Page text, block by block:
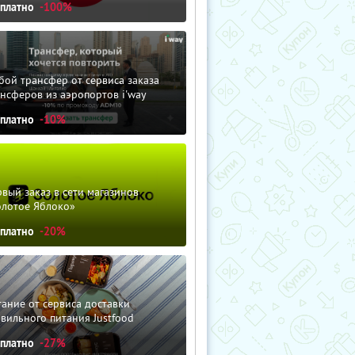
-100%
трансфер от сервиса заказа
из аэропортов i'way
-10%
заказ в сети магазинов
Яблоко»
-20%
от сервиса доставки
питания Justfood
-27%